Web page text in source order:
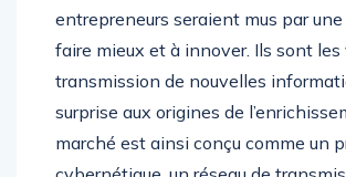
entrepreneurs seraient mus par
faire mieux et à innover. Ils sont les
transmission de nouvelles
surprise aux origines de
marché est ainsi conçu comme un